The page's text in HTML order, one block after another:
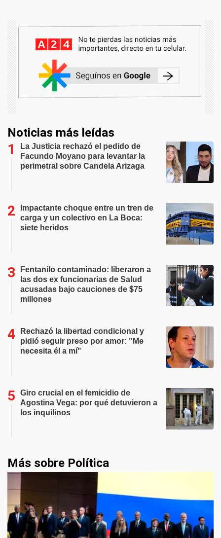
Noticias más leídas
La Justicia rechazó el pedido de
Facundo Moyano para levantar la
perimetral sobre Candela Arizaga
Impactante choque entre un tren de
carga y un colectivo en La Boca:
siete heridos
Fentanilo contaminado: liberaron a
las dos ex funcionarias de Salud
acusadas bajo cauciones de $75
millones
Rechazó la libertad condicional y
pidió seguir preso por amor: "Me
necesita él a mí"
Giro crucial en el femicidio de
Agostina Vega: por qué detuvieron a
los inquilinos
Más sobre Política